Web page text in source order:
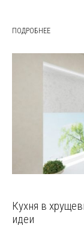
ПОДРОБНЕЕ
Кухня в
идеи